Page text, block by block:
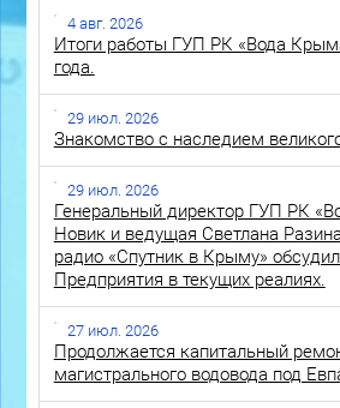
4 авг. 2026
Итоги работы ГУП РК «Вода
года.
29 июл. 2026
Знакомство с наследием
29 июл. 2026
Генеральный директор ГУП РК
Новик и ведущая Светлана
радио «Спутник в Крыму»
Предприятия в текущих реалиях.
27 июл. 2026
Продолжается капитальный
магистрального водовода под